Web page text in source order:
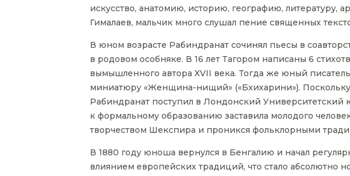
искусство, анатомию, историю, географию, литературу,
Гималаев, мальчик много слушал пение священных
В юном возрасте Рабиндранат сочинял пьесы в
в родовом особняке. В 16 лет Тагором написаны 6
вымышленного автора XVII века. Тогда же юный
миниатюру «Женщина-нищий» («Бхихарини»). Поскольку
Рабиндранат поступил в Лондонский
к формальному образованию заставила молодого
творчеством Шекспира и проникся фольклорными
В 1880 году юноша вернулся в Бенгалию и начал
влиянием европейских традиций, что стало абсолютно